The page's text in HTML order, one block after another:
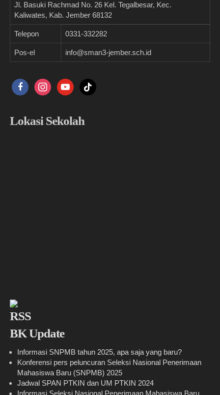
Jl. Basuki Rachmad No. 26 Kel. Tegalbesar, Kec.
Kaliwates, Kab. Jember 68132
Telepon 0331-332282
Pos-el info@sman3-jember.sch.id
facebookinstagramyoutubetiktok
Lokasi Sekolah
BK Update
Informasi SNPMB tahun 2025, apa saja yang baru?
Konferensi pers peluncuran Seleksi Nasional Penerimaan
Mahasiswa Baru (SNPMB) 2025
Jadwal SPAN PTKIN dan UM PTKIN 2024
Informasi Seleksi Nasional Penerimaan Mahasiswa Baru